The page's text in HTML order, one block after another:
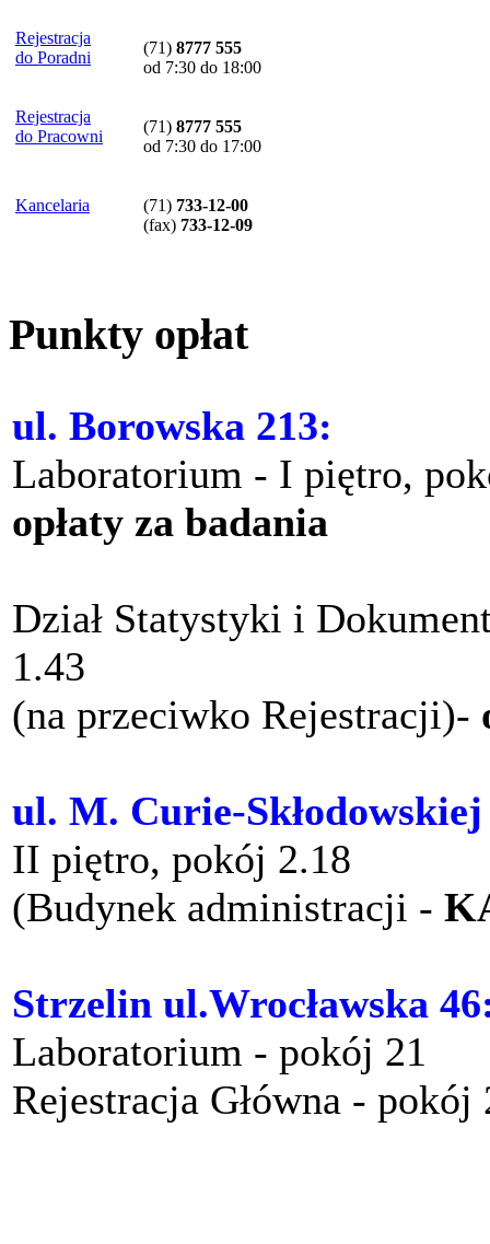
Rejestracja
do Poradni
(71) 8777 555
od 7:30 do 18:00
Rejestracja
do Pracowni
(71) 8777 555
od 7:30 do 17:00
Kancelaria (71) 733-12-00
(fax) 733-12-09
Punkty opłat
ul. Borowska 213:
Laboratorium - I piętro,
opłaty za badania
Dział Statystyki i
1.43
(na przeciwko Rejestracji)-
ul. M. Curie-Skłodowskiej
II piętro, pokój 2.18
(Budynek administracji -
Strzelin ul.Wrocławska
Laboratorium - pokój 21
Rejestracja Główna -